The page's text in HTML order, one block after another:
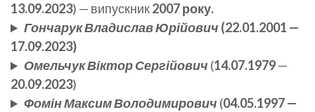
13.09.2023) — випускник2007 року.
Гончарук Владислав Юрійович (22.01.2001 —
17.09.2023)
ОмельчукВіктор Сергійович (14.07.1979—
20.09.2023)
Фомін Максим Володимирович (04.05.1997 —